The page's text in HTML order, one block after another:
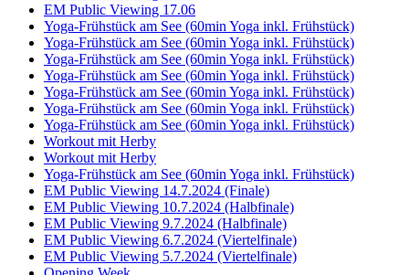
EM Public Viewing 17.06
Yoga-Frühstück am See (60min Yoga inkl. Frühstück)
Yoga-Frühstück am See (60min Yoga inkl. Frühstück)
Yoga-Frühstück am See (60min Yoga inkl. Frühstück)
Yoga-Frühstück am See (60min Yoga inkl. Frühstück)
Yoga-Frühstück am See (60min Yoga inkl. Frühstück)
Yoga-Frühstück am See (60min Yoga inkl. Frühstück)
Yoga-Frühstück am See (60min Yoga inkl. Frühstück)
Workout mit Herby
Workout mit Herby
Yoga-Frühstück am See (60min Yoga inkl. Frühstück)
EM Public Viewing 14.7.2024 (Finale)
EM Public Viewing 10.7.2024 (Halbfinale)
EM Public Viewing 9.7.2024 (Halbfinale)
EM Public Viewing 6.7.2024 (Viertelfinale)
EM Public Viewing 5.7.2024 (Viertelfinale)